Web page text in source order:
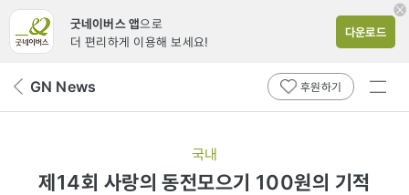
굿네이버스 앱으로
더 편리하게 이용해 보세요!
다운로드
뒤 GN News 후원하기
전체
국내
제14회 사랑의 동전모으기 100원의 기적